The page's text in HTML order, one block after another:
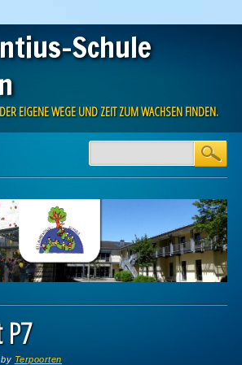
Schule
EIGENE WEGE UND ZEIT ZUM WACHSEN FINDEN.
P7
by Terpoorten